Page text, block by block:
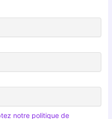
notre politique de